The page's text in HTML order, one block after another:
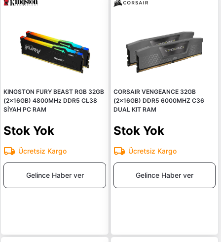
KINGSTON FURY BEAST RGB 32GB
(2x16GB) 4800MHz DDR5 CL38
SİYAH PC RAM
Stok Yok
Ücretsiz Kargo
Gelince Haber ver
CORSAIR VENGEANCE 32GB
(2x16GB) DDR5 6000MHZ C36
DUAL KIT RAM
Stok Yok
Ücretsiz Kargo
Gelince Haber ver